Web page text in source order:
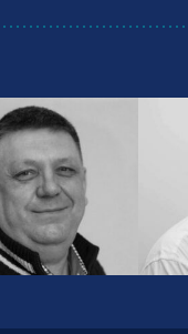
13.01.2025